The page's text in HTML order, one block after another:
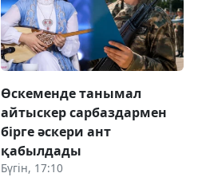
Өскеменде танымал
айтыскер сарбаздармен
бірге әскери ант
қабылдады
Бүгін, 17:10